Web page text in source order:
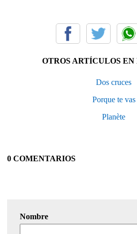
OTROS ARTÍCULOS EN
Dos cruces
Porque te vas
Planète
0 COMENTARIOS
Nombre